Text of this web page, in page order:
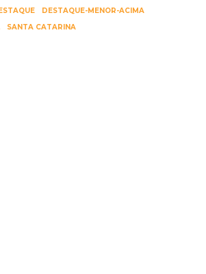
DESTAQUE-MENOR-ACIMA
SANTA CATARINA